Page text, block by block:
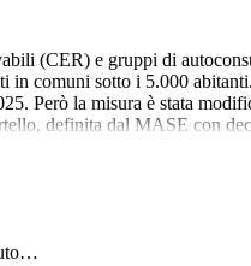
(CER) e gruppi di
comuni sotto i 5.000
Però la misura è stata
definita dal MASE con